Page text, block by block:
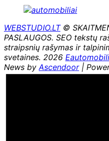
WEBSTUDIO.LT©
PASLAUGOS. SEO tekstų
straipsnių rašymas ir
svetaines. 2026
News byAscendoor|